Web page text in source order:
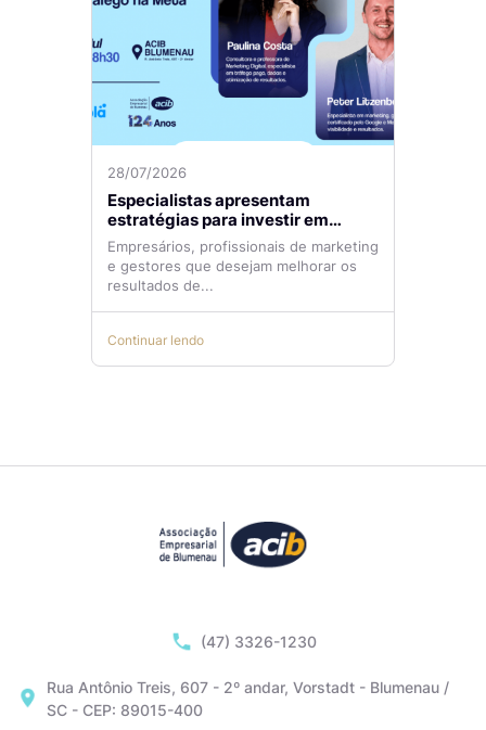
28/07/2026
Especialistas apresentam
estratégias para investir em
tráfego pago com mais eficiência
Empresários, profissionais de marketing
e gestores que desejam melhorar os
resultados de...
Continuar lendo
(47) 3326-1230
Rua Antônio Treis, 607 - 2º andar, Vorstadt - Blumenau /
SC - CEP: 89015-400